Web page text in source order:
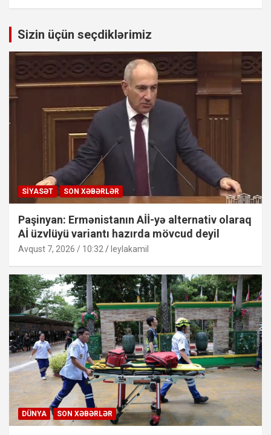
Sizin üçün seçdiklərimiz
SIYASƏT SON XƏBƏRLƏR
Paşinyan: Ermənistanın Aİİ-yə alternativ olaraq
Aİ üzvlüyü variantı hazırda mövcud deyil
Avqust 7, 2026 / 10:32 leylakamil
DÜNYA SON XƏBƏRLƏR